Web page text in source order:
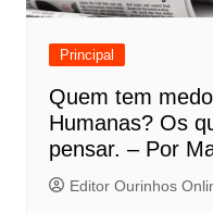
Principal
Quem tem
Humanas? Os
pensar. – Por
Editor Ourinhos